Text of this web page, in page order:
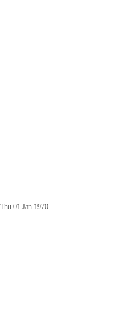
Thu 01 Jan 1970